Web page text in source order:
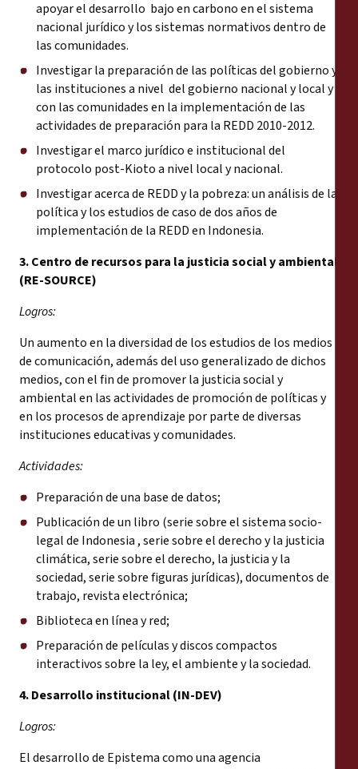
apoyar el desarrollo bajo en carbono en el sistema
nacional jurídico y los sistemas normativos dentro de
las comunidades.
Investigar la preparación de las políticas del gobierno y
las instituciones a nivel del gobierno nacional y local y
con las comunidades en la implementación de las
actividades de preparación para la REDD 2010-2012.
Investigar el marco jurídico e institucional del
protocolo post-Kioto a nivel local y nacional.
Investigar acerca de REDD y la pobreza: un análisis de la
política y los estudios de caso de dos años de
implementación de la REDD en Indonesia.
3. Centro de recursos para la justicia social y ambiental
(RE-SOURCE)
Logros:
Un aumento en la diversidad de los estudios de los medios
de comunicación, además del uso generalizado de dichos
medios, con el fin de promover la justicia social y
ambiental en las actividades de promoción de políticas y
en los procesos de aprendizaje por parte de diversas
instituciones educativas y comunidades.
Actividades:
Preparación de una base de datos;
Publicación de un libro (serie sobre el sistema socio-
legal de Indonesia , serie sobre el derecho y la justicia
climática, serie sobre el derecho, la justicia y la
sociedad, serie sobre figuras jurídicas), documentos de
trabajo, revista electrónica;
Biblioteca en línea y red;
Preparación de películas y discos compactos
interactivos sobre la ley, el ambiente y la sociedad.
4. Desarrollo institucional (IN-DEV)
Logros:
El desarrollo de Epistema como una agencia